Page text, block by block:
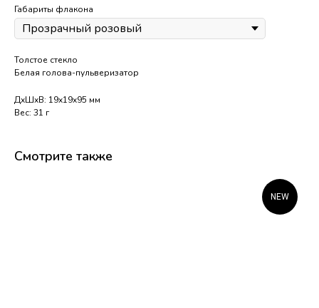
Габариты флакона
Толстое стекло
Белая голова-пульверизатор
ДxШxВ: 19x19x95 мм
Вес: 31 г
Смотрите также
NEW